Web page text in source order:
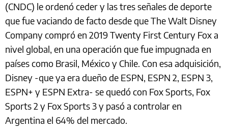
(CNDC) le ordenó ceder y las tres señales de deporte
que fue vaciando de facto desde que The Walt Disney
Company compró en 2019 Twenty First Century Fox a
nivel global, en una operación que fue impugnada en
países como Brasil, México y Chile. Con esa adquisición,
Disney -que ya era dueño de ESPN, ESPN 2, ESPN 3,
ESPN+ y ESPN Extra- se quedó con Fox Sports, Fox
Sports 2 y Fox Sports 3 y pasó a controlar en
Argentina el 64% del mercado.